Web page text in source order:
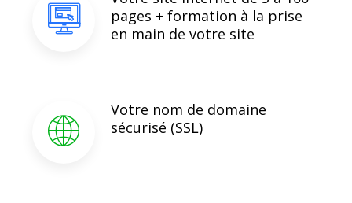
pages + formation à la prise
en main de votre site
Votre nom de domaine
sécurisé (SSL)